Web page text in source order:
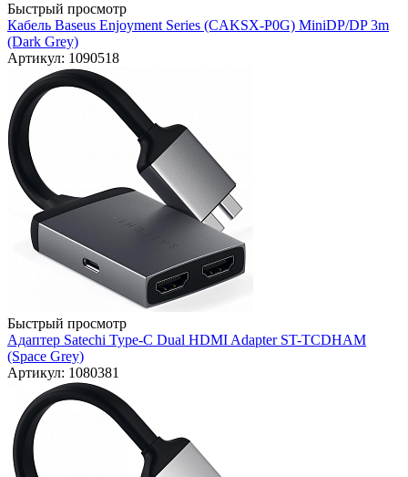
Быстрый просмотр
Кабель Baseus Enjoyment Series (CAKSX-P0G) MiniDP/DP 3m
(Dark Grey)
Артикул: 1090518
Быстрый просмотр
Адаптер Satechi Type-C Dual HDMI Adapter ST-TCDHAM
(Space Grey)
Артикул: 1080381